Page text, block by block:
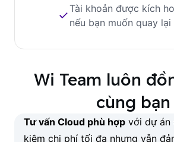
Tài khoản được kích
nếu bạn muốn quay lại
Wi Team luôn
cùng bạn
Tư vấn Cloud phù hợp với dự án
kiệm chi phí tối đa nhưng vẫn